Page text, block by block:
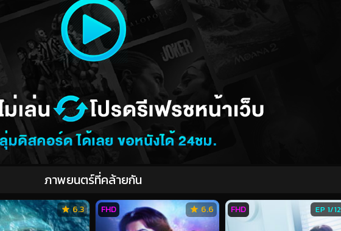
ภาพยนตร์ที่คล้ายกัน
6.3 6.6
FHD EP 1/12
FHD